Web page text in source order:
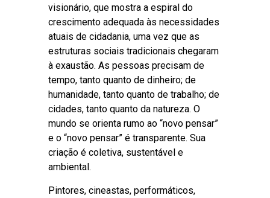
visionário, que mostra a espiral do
crescimento adequada às necessidades
atuais de cidadania, uma vez que as
estruturas sociais tradicionais chegaram
à exaustão. As pessoas precisam de
tempo, tanto quanto de dinheiro; de
humanidade, tanto quanto de trabalho; de
cidades, tanto quanto da natureza. O
mundo se orienta rumo ao “novo pensar”
e o “novo pensar” é transparente. Sua
criação é coletiva, sustentável e
ambiental.
Pintores, cineastas, performáticos,